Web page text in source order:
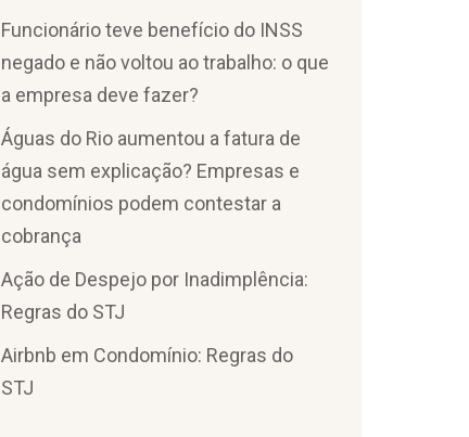
Funcionário teve benefício do INSS
negado e não voltou ao trabalho: o que
a empresa deve fazer?
Águas do Rio aumentou a fatura de
água sem explicação? Empresas e
condomínios podem contestar a
cobrança
Ação de Despejo por Inadimplência:
Regras do STJ
Airbnb em Condomínio: Regras do
STJ